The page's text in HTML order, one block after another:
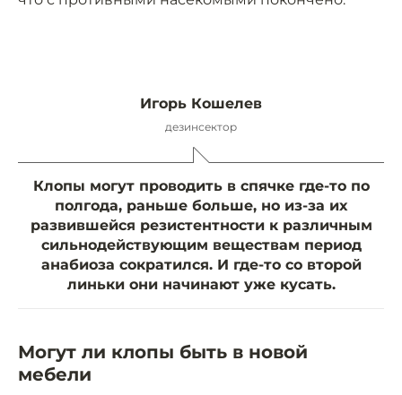
Игорь Кошелев
дезинсектор
Клопы могут проводить в спячке где-то по
полгода, раньше больше, но из-за их
развившейся резистентности к различным
сильнодействующим веществам период
анабиоза сократился. И где-то со второй
линьки они начинают уже кусать.
Могут ли клопы быть в новой
мебели